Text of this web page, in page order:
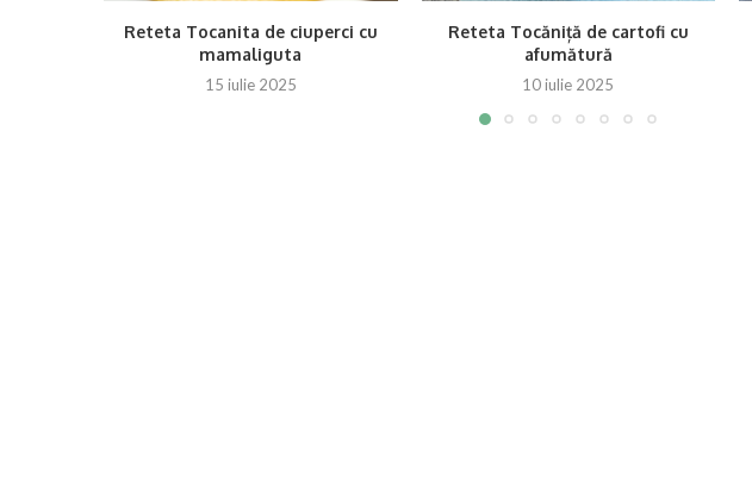
Reteta Tocanita de ciuperci cu
mamaliguta
15 iulie 2025
Reteta Tocăniță de cartofi cu
afumătură
10 iulie 2025